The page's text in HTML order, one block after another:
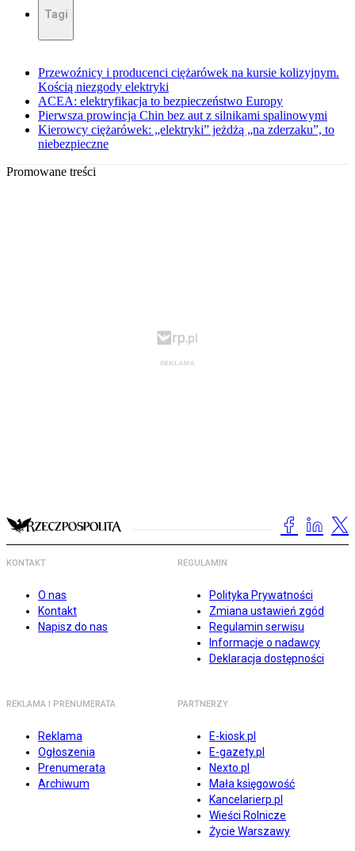
Tagi
Przewoźnicy i producenci ciężarówek na kursie kolizyjnym.
Kością niezgody elektryki
ACEA: elektryfikacja to bezpieczeństwo Europy
Pierwsza prowincja Chin bez aut z silnikami spalinowymi
Kierowcy ciężarówek: „elektryki” jeżdżą „na zderzaku”, to
niebezpieczne
Promowane treści
KONTAKT
O nas
Kontakt
Napisz do nas
REGULAMIN
Polityka Prywatności
Zmiana ustawień zgód
Regulamin serwisu
Informacje o nadawcy
Deklaracja dostępności
REKLAMA I PRENUMERATA
Reklama
Ogłoszenia
Prenumerata
Archiwum
PARTNERZY
E-kiosk.pl
E-gazety.pl
Nexto.pl
Mała księgowość
Kancelarierp.pl
Wieści Rolnicze
Życie Warszawy